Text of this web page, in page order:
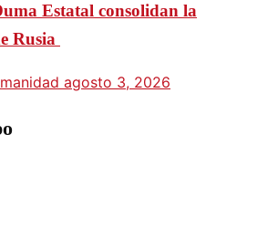
Estatal consolidan la
Rusia
agosto 3, 2026